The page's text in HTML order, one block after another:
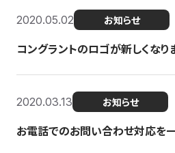
2020.05.02 お知らせ
コングラントのロゴが新しくなり
2020.03.13 お知らせ
お電話でのお問い合わせ対応を